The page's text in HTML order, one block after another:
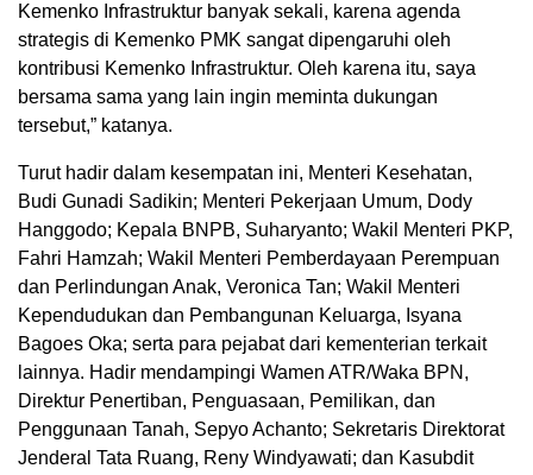
Kemenko Infrastruktur banyak sekali, karena agenda
strategis di Kemenko PMK sangat dipengaruhi oleh
kontribusi Kemenko Infrastruktur. Oleh karena itu, saya
bersama sama yang lain ingin meminta dukungan
tersebut,” katanya.
Turut hadir dalam kesempatan ini, Menteri Kesehatan,
Budi Gunadi Sadikin; Menteri Pekerjaan Umum, Dody
Hanggodo; Kepala BNPB, Suharyanto; Wakil Menteri PKP,
Fahri Hamzah; Wakil Menteri Pemberdayaan Perempuan
dan Perlindungan Anak, Veronica Tan; Wakil Menteri
Kependudukan dan Pembangunan Keluarga, Isyana
Bagoes Oka; serta para pejabat dari kementerian terkait
lainnya. Hadir mendampingi Wamen ATR/Waka BPN,
Direktur Penertiban, Penguasaan, Pemilikan, dan
Penggunaan Tanah, Sepyo Achanto; Sekretaris Direktorat
Jenderal Tata Ruang, Reny Windyawati; dan Kasubdit